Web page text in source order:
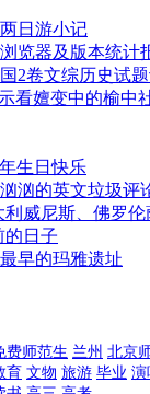
日游小记
览器及版本统计
2卷文综历史试
示看嬗变中的榆
生日快乐
汹的英文垃圾评
利威尼斯、佛罗伦
的日子
早的玛雅遗址
费师范生 兰州 北京
育 文物 旅游 毕业 演